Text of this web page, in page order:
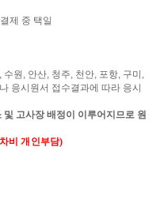
제 중 택일
, 수원 , 안산, 청주, 천안, 포항, 구미 ,
응시원서 접수결과에 따라 응시
고사장 배정이 이루어지므로 원
비 개인부담)